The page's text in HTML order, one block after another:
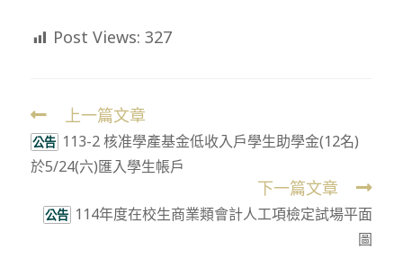
Post Views: 327
Read
more
articles
上一篇文章
公告 113-2 核准學產基金低收入戶學生助學金(12名)
於5/24(六)匯入學生帳戶
下一篇文章
公告 114年度在校生商業類會計人工項檢定試場平面
圖